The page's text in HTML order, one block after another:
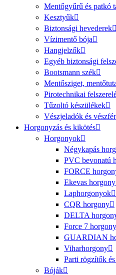
Mentőgyűrű és patkó
Kesztyűk
Biztonsági hevederek
Vízimentő bója
Hangjelzők
Egyéb biztonsági
Bootsmann szék
Mentősziget,
Pirotechnikai
Tűzoltó készülékek
Vészjeladók és
Horgonyzás és kikötés
Horgonyok
Négykapás
PVC bevonatú
FORCE
Ekevas horgony
Laphorgonyok
CQR horgony
DELTA
Force 7 horgony
GUARDIAN
Viharhorgony
Parti rögzítők
Bóják